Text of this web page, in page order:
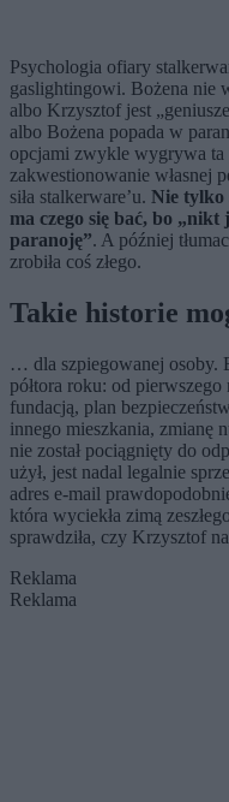
Psychologia ofiary
gaslightingowi. Bożena nie
albo Krzysztof jest
albo Bożena popada w
opcjami zwykle wygrywa ta
zakwestionowanie własnej
siła stalkerware’u. Nie tylko
ma czego się bać, bo
paranoję”. A później
zrobiła coś złego.
Takie historie
… dla szpiegowanej osoby.
półtora roku: od
fundacją, plan
innego mieszkania, zmianę
nie został pociągnięty do
użył, jest nadal legalnie
adres e-mail
która wyciekła zimą
sprawdziła, czy Krzysztof
Reklama
Reklama